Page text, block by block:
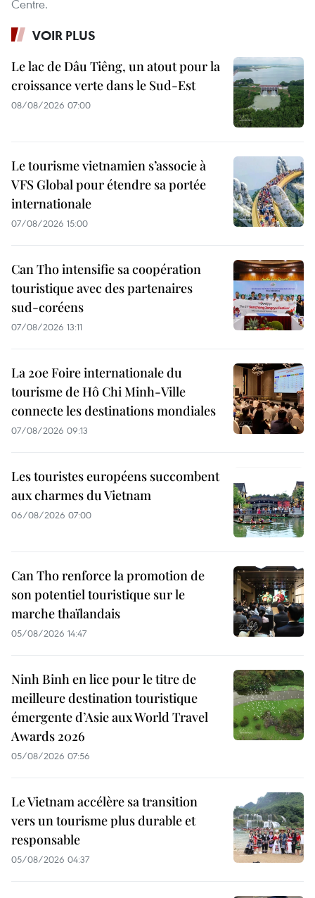
Centre.
VOIR PLUS
Le lac de Dâu Tiêng, un atout pour la
croissance verte dans le Sud-Est
08/08/2026 07:00
Le tourisme vietnamien s’associe à
VFS Global pour étendre sa portée
internationale
07/08/2026 15:00
Can Tho intensifie sa coopération
touristique avec des partenaires
sud-coréens
07/08/2026 13:11
La 20e Foire internationale du
tourisme de Hô Chi Minh-Ville
connecte les destinations mondiales
07/08/2026 09:13
Les touristes européens succombent
aux charmes du Vietnam
06/08/2026 07:00
Can Tho renforce la promotion de
son potentiel touristique sur le
marche thaïlandais
05/08/2026 14:47
Ninh Binh en lice pour le titre de
meilleure destination touristique
émergente d’Asie aux World Travel
Awards 2026
05/08/2026 07:56
Le Vietnam accélère sa transition
vers un tourisme plus durable et
responsable
05/08/2026 04:37